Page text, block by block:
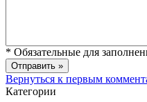
* Обязательные для
Вернуться к первым
Категории